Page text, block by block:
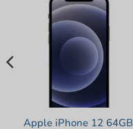
Apple iPhone 12 64GB